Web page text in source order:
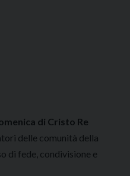
di Cristo Re
delle comunità della
di fede, condivisione e